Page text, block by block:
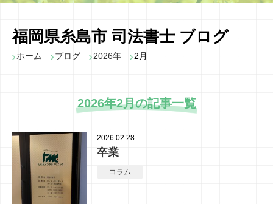
福岡県糸島市 司法書士 ブログ
ホーム ブログ 2026年 2月
2026年2月の記事一覧
2026.02.28
卒業
コラム